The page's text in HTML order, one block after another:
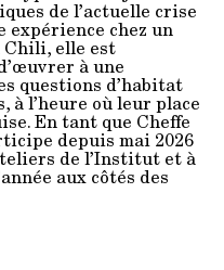
de l’actuelle crise
expérience chez un
Chili, elle est
à une
questions d’habitat
à l’heure où leur place
En tant que Cheffe
depuis mai 2026
de l’Institut et à
aux côtés des